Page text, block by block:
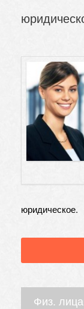
юридическое.
Физ.